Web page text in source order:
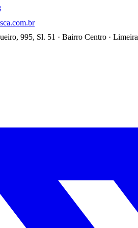
995, Sl. 51 · Bairro Centro ·